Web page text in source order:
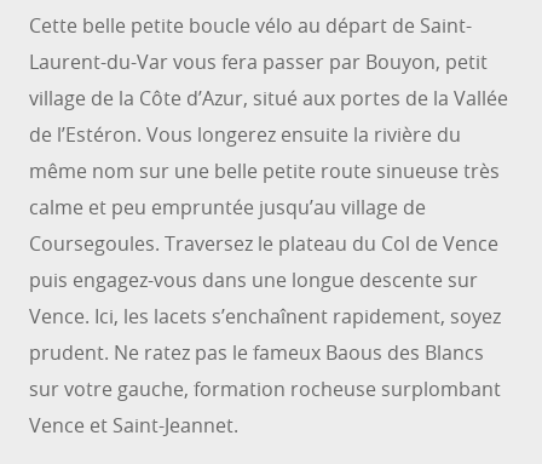
Cette belle petite boucle vélo au départ de Saint-
Laurent-du-Var vous fera passer par Bouyon, petit
village de la Côte d’Azur, situé aux portes de la Vallée
de l’Estéron. Vous longerez ensuite la rivière du
même nom sur une belle petite route sinueuse très
calme et peu empruntée jusqu’au village de
Coursegoules. Traversez le plateau du Col de Vence
puis engagez-vous dans une longue descente sur
Vence. Ici, les lacets s’enchaînent rapidement, soyez
prudent. Ne ratez pas le fameux Baous des Blancs
sur votre gauche, formation rocheuse surplombant
Vence et Saint-Jeannet.